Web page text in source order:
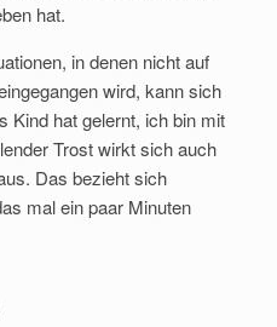
hat.
in denen nicht auf
wird, kann sich
Kind hat gelernt, ich bin mit
Trost wirkt sich auch
Das bezieht sich
mal ein paar Minuten